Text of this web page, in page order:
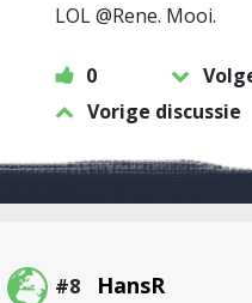
LOL @Rene. Mooi.
0
Vorige discussie
#8 HansR